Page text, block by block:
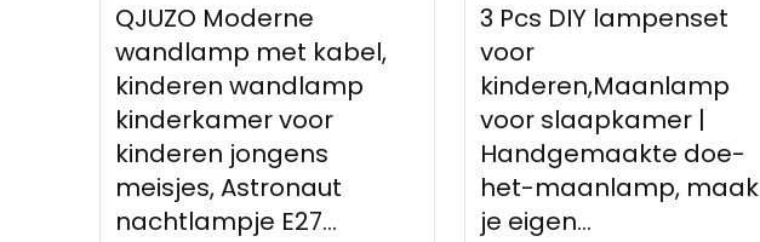
QJUZO Moderne
wandlamp met kabel,
kinderen wandlamp
kinderkamer voor
kinderen jongens
meisjes, Astronaut
nachtlampje E27…
3 Pcs DIY lampenset
voor
kinderen,Maanlamp
voor slaapkamer |
Handgemaakte doe-
het-maanlamp, maak
je eigen…